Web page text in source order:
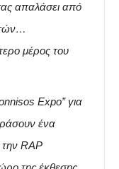
απαλάσει από
μέρος του
Expo” για
ένα
RAP